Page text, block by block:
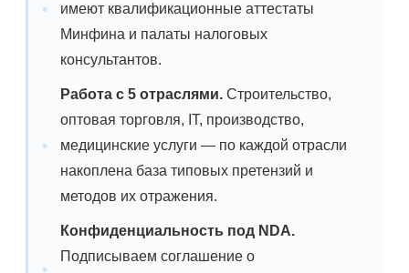
имеют квалификационные аттестаты
Минфина и палаты налоговых
консультантов.
Работа с 5 отраслями. Строительство,
оптовая торговля, IT, производство,
медицинские услуги — по каждой отрасли
накоплена база типовых претензий и
методов их отражения.
Конфиденциальность под NDA.
Подписываем соглашение о